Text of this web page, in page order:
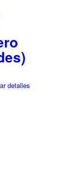
detalles